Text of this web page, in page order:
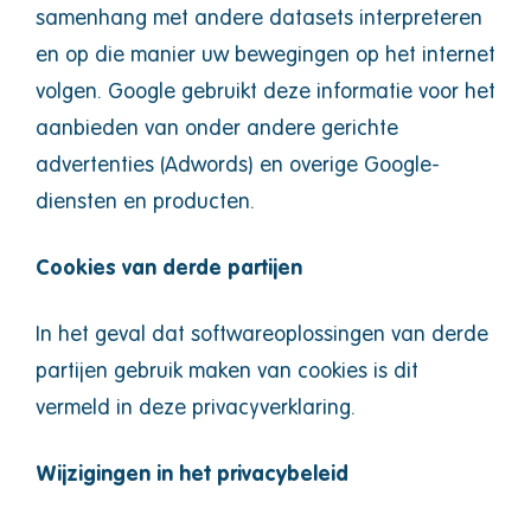
samenhang met andere datasets interpreteren
en op die manier uw bewegingen op het internet
volgen. Google gebruikt deze informatie voor het
aanbieden van onder andere gerichte
advertenties (Adwords) en overige Google-
diensten en producten.
Cookies van derde partijen
In het geval dat softwareoplossingen van derde
partijen gebruik maken van cookies is dit
vermeld in deze privacyverklaring.
Wijzigingen in het privacybeleid